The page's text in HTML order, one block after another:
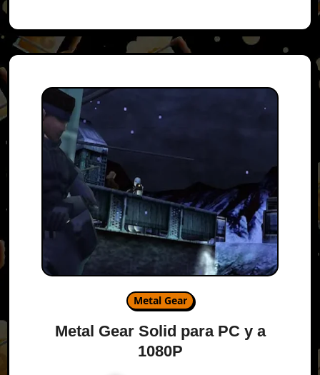
Metal Gear
Metal Gear Solid para PC y a
1080P